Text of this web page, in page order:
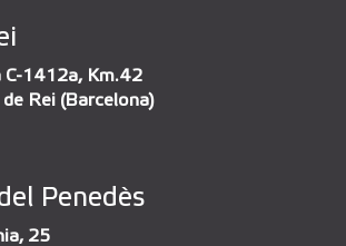
C-1412a, Km.42
Rei (Barcelona)
Penedès
25